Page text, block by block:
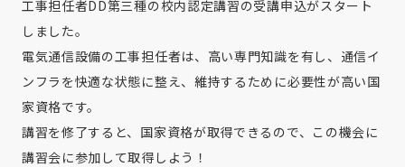
工事担任者DD第三種の校内認定講習の受講申込がスタート
しました。
電気通信設備の工事担任者は、高い専門知識を有し、通信イ
ンフラを快適な状態に整え、維持するために必要性が高い国
家資格です。
講習を修了すると、国家資格が取得できるので、この機会に
講習会に参加して取得しよう！